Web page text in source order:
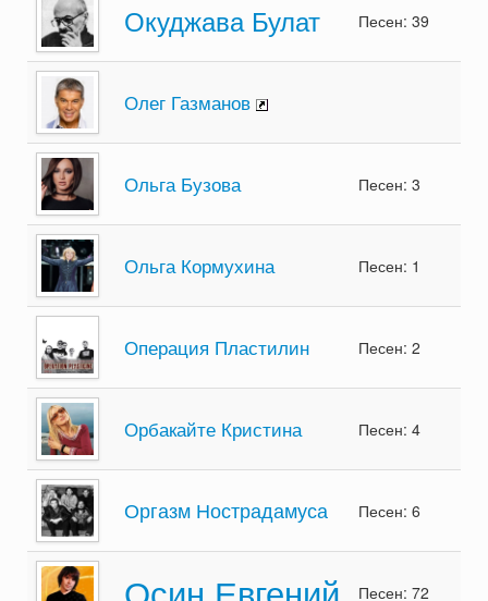
Окуджава Булат Песен: 39
Олег Газманов
Ольга Бузова Песен: 3
Ольга Кормухина Песен: 1
Операция Пластилин Песен: 2
Орбакайте Кристина Песен: 4
Оргазм Нострадамуса Песен: 6
Песен: 72